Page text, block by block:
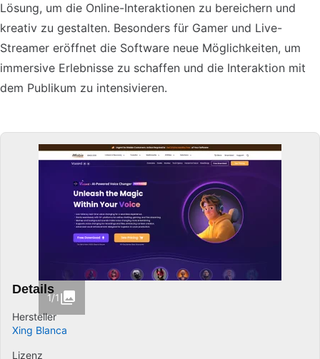
Lösung, um die Online-Interaktionen zu bereichern und
kreativ zu gestalten. Besonders für Gamer und Live-
Streamer eröffnet die Software neue Möglichkeiten, um
immersive Erlebnisse zu schaffen und die Interaktion mit
dem Publikum zu intensivieren.
1/1
Details
Hersteller
Xing Blanca
Lizenz